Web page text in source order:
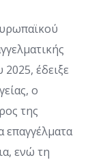
έδειξε
ο
της
επαγγέλματα
ενώ τη